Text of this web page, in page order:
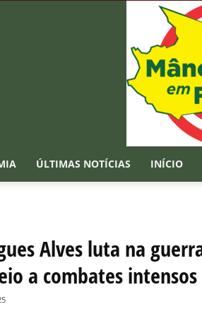
ÚLTIMAS NOTÍCIAS INÍCIO
Alves luta na
a combates intensos